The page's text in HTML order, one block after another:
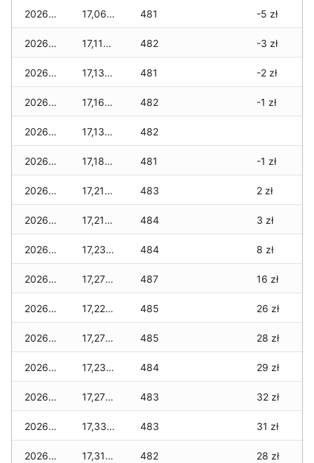
2026-01-22 17,060 zł 481 -5 zł
2026-01-21 17,110 zł 482 -3 zł
2026-01-20 17,130 zł 481 -2 zł
2026-01-19 17,160 zł 482 -1 zł
2026-01-18 17,130 zł 482
2026-01-17 17,180 zł 481 -1 zł
2026-01-16 17,210 zł 483 2 zł
2026-01-15 17,210 zł 484 3 zł
2026-01-14 17,230 zł 484 8 zł
2026-01-13 17,270 zł 487 16 zł
2026-01-12 17,220 zł 485 26 zł
2026-01-11 17,270 zł 485 28 zł
2026-01-09 17,230 zł 484 29 zł
2026-01-08 17,270 zł 483 32 zł
2026-01-07 17,330 zł 483 31 zł
2026-01-06 17,310 zł 482 28 zł